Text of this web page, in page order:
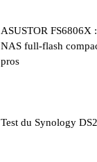
ASUSTOR FS6806X
NAS full-flash
pros
Test du Synology